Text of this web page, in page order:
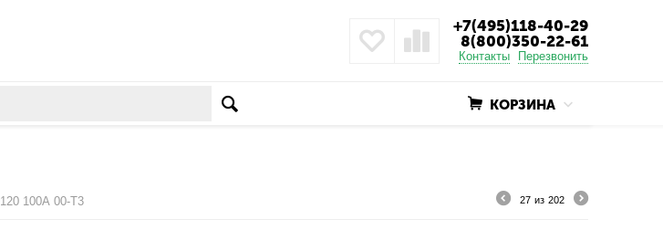
+7(495)118-40-29
8(800)350-22-61
Контакты Перезвонить
КОРЗИНА
100А 00-Т3 27 из 202